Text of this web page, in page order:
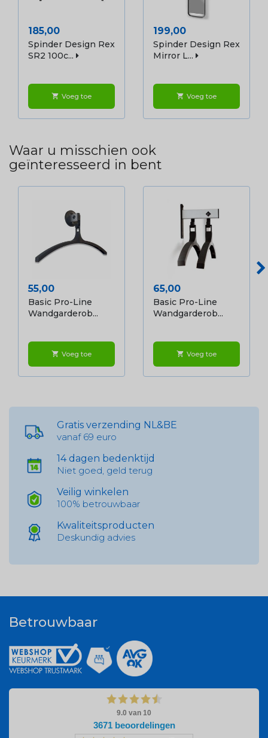
Prijs
185,00
Spinder Design Rex
SR2 100c...
shopping_cart Voeg toe
Prijs
199,00
Spinder Design Rex
Mirror L...
shopping_cart Voeg toe
Waar u misschien ook
geïnteresseerd in bent
Prijs
55,00
Basic Pro-Line
Wandgarderob...
shopping_cart Voeg toe
Prijs
65,00
Basic Pro-Line
Wandgarderob...
shopping_cart Voeg toe
Gratis verzending NL&BE
vanaf 69 euro
14 dagen bedenktijd
Niet goed, geld terug
Veilig winkelen
100% betrouwbaar
Kwaliteitsproducten
Deskundig advies
Betrouwbaar